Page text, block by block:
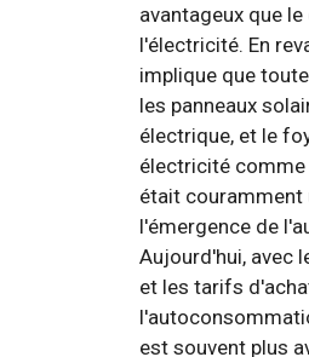
avantageux que
l'électricité. En
implique que
les panneaux
électrique, et le
électricité comme
était couramment
l'émergence de
Aujourd'hui, avec
et les tarifs
est souvent plus